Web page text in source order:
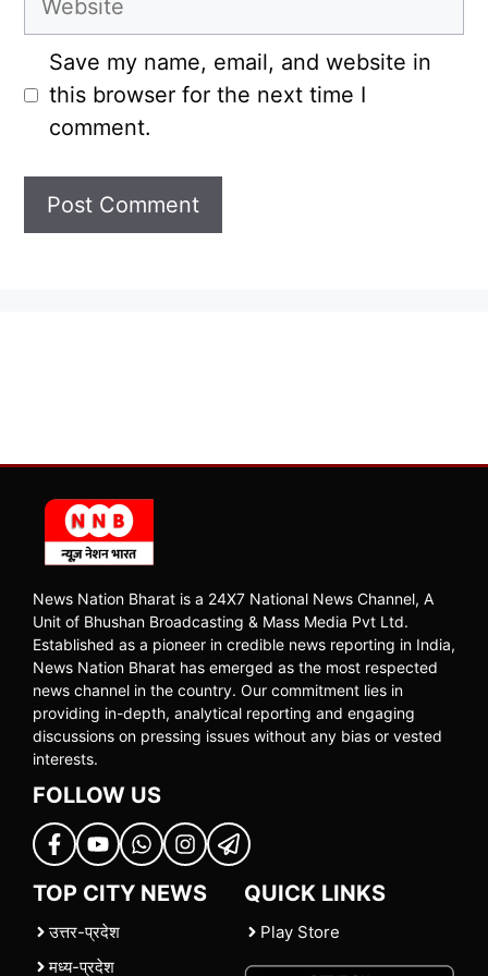
Save my name, email, and website in
this browser for the next time I
comment.
News Nation Bharat is a 24X7 National News Channel, A
Unit of Bhushan Broadcasting & Mass Media Pvt Ltd.
Established as a pioneer in credible news reporting in India,
News Nation Bharat has emerged as the most respected
news channel in the country. Our commitment lies in
providing in-depth, analytical reporting and engaging
discussions on pressing issues without any bias or vested
interests.
FOLLOW US
TOP CITY NEWS
उत्तर-प्रदेश
मध्य-प्रदेश
QUICK LINKS
Play Store